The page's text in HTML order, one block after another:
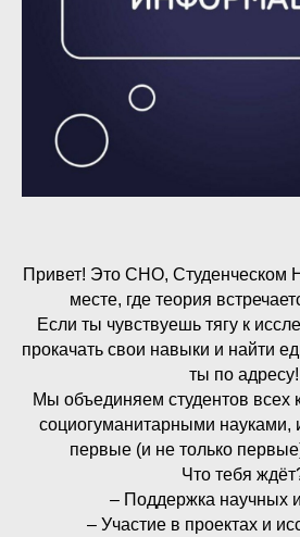
Привет! Это СНО, Студенческом
месте, где теория
Если ты чувствуешь тягу к
прокачать свои навыки и найти
ты по адресу!
Мы объединяем студентов всех
социогуманитарными науками,
первые (и не только
Что тебя
– Поддержка научных
– Участие в проектах и